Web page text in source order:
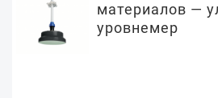
материалов —
уровнемер